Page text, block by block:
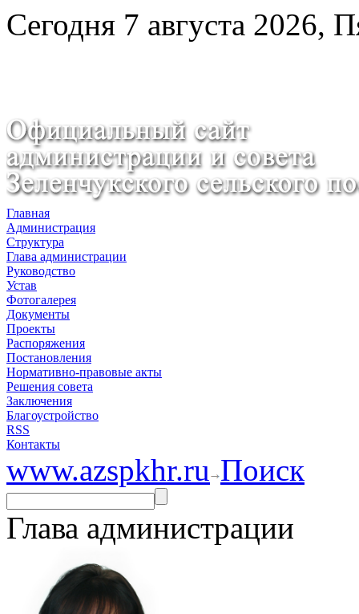
Сегодня 7 августа 2026,
Главная
Администрация
Структура
Глава администрации
Руководство
Устав
Фотогалерея
Документы
Проекты
Распоряжения
Постановления
Нормативно-правовые акты
Решения совета
Заключения
Благоустройство
RSS
Контакты
www.azspkhr.ru Поиск
Глава администрации